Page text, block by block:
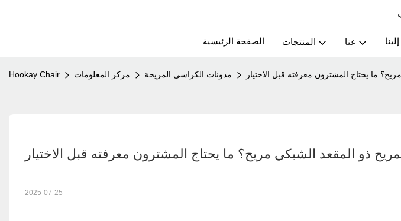
الصفحة الرئيسية المنتجات عنا
Hookay Chair مركز المعلومات مدونات الكراسي المريحة ما يحتاج المشترون معرفته قبل الاختيار
ذو المقعد الشبكي مريح؟ ما يحتاج المشترون معرفته قبل الاختيار
2025-07-25